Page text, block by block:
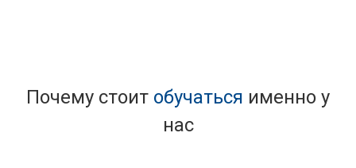
Почему стоит обучаться именно у
нас